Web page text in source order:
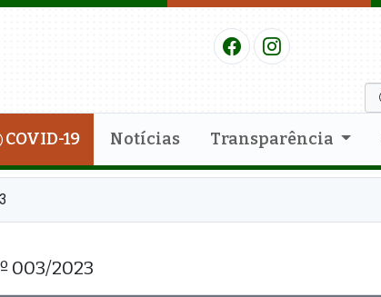
COVID-19 Notícias Transparência
003/2023